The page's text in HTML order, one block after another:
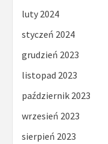
luty 2024
styczeń 2024
grudzień 2023
listopad 2023
październik 2023
wrzesień 2023
sierpień 2023